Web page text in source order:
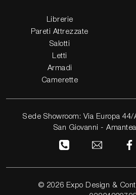
Librerie
Pareti Attrezzate
Salotti
Letti
Armadi
Camerette
Sede Showroom: Via Europa
San Giovanni -
© 2026 Expo Design &